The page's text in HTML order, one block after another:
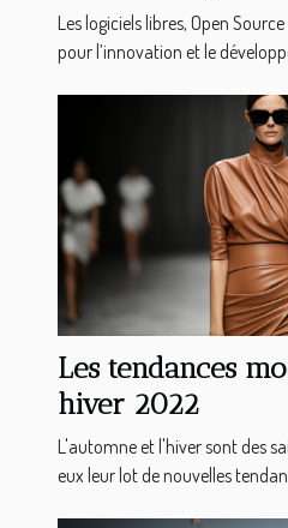
Les logiciels libres, Open
pour l’innovation et le
Les tendances
hiver 2022
L'automne et l'hiver sont des
eux leur lot de nouvelles